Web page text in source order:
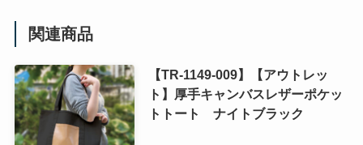
関連商品
【TR-1149-009】【アウトレッ
ト】厚手キャンバスレザーポケッ
トトート ナイトブラック